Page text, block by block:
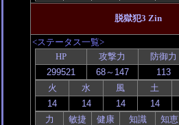
脱獄犯3 Zin
<ステータス一覧>
HP
攻撃力 防御力
火 水 風 土
力 敏捷 健康 知識 知恵